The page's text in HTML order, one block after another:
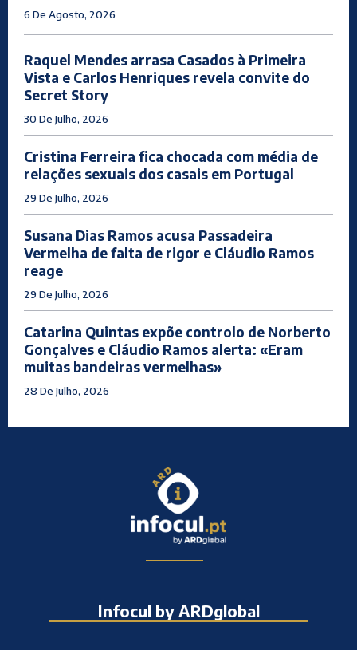
6 De Agosto, 2026
Raquel Mendes arrasa Casados à Primeira
Vista e Carlos Henriques revela convite do
Secret Story
30 De Julho, 2026
Cristina Ferreira fica chocada com média de
relações sexuais dos casais em Portugal
29 De Julho, 2026
Susana Dias Ramos acusa Passadeira
Vermelha de falta de rigor e Cláudio Ramos
reage
29 De Julho, 2026
Catarina Quintas expõe controlo de Norberto
Gonçalves e Cláudio Ramos alerta: «Eram
muitas bandeiras vermelhas»
28 De Julho, 2026
Infocul by ARDglobal